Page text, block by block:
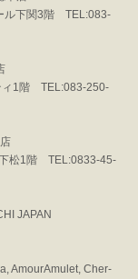
ル下関3階 TEL:083-
ィ1階 TEL:083-250-
松1階 TEL:0833-45-
JAPAN
AmourAmulet, Cher-